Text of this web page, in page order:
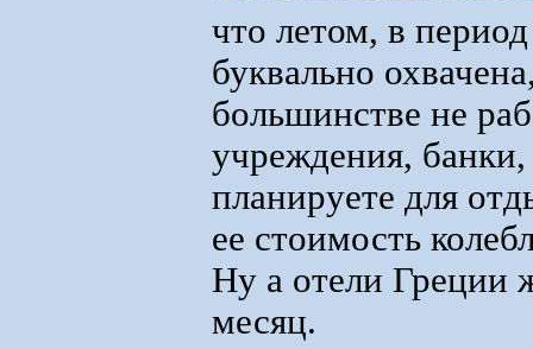
что летом, в
буквально
большинстве не
учреждения,
планируете для
ее стоимость
Ну а отели Греции
месяц.